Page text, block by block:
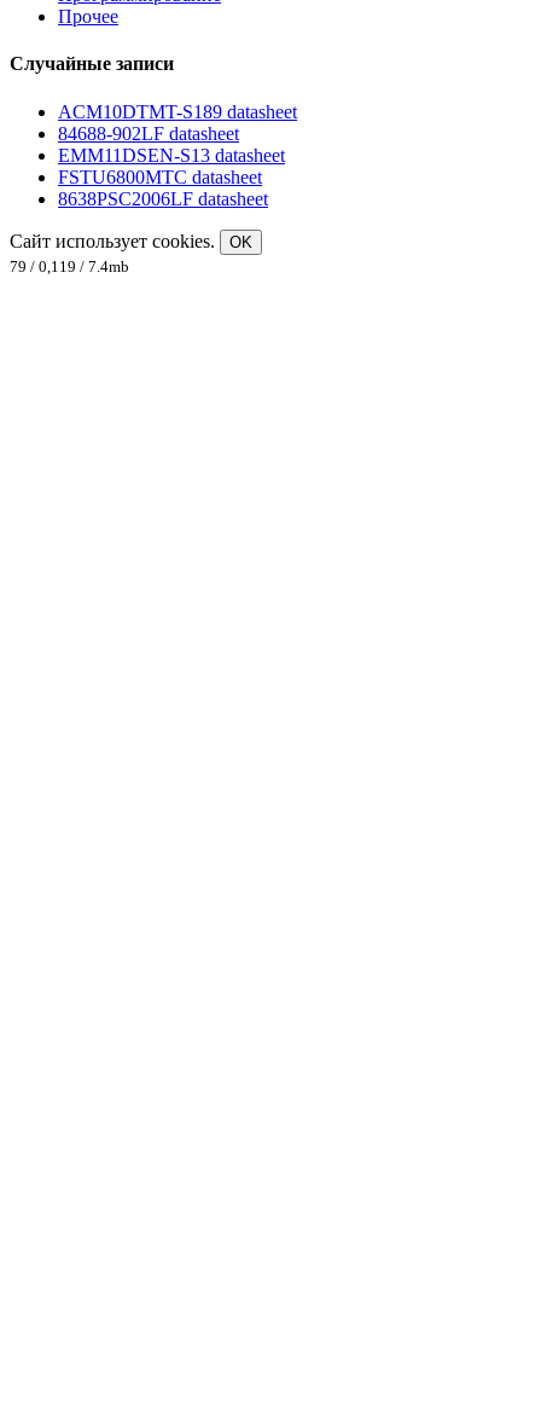
Прочее
Случайные записи
ACM10DTMT-S189 datasheet
84688-902LF datasheet
EMM11DSEN-S13 datasheet
FSTU6800MTC datasheet
8638PSC2006LF datasheet
Сайт использует cookies.
OK
79 / 0,119 / 7.4mb